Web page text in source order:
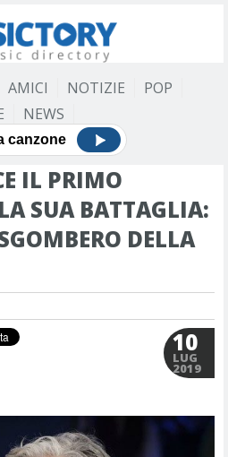
AMICI NOTIZIE
POP
NEWS
IL PRIMO
SUA BATTAGLIA:
DELLA
10
LUG
2019